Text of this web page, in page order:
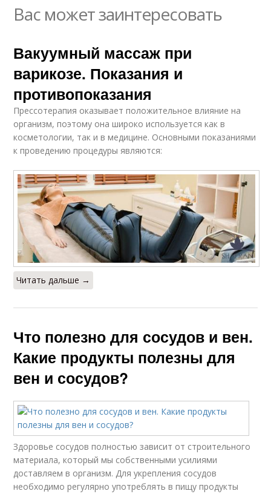
Вас может заинтересовать
Вакуумный массаж при
варикозе. Показания и
противопоказания
Прессотерапия оказывает положительное влияние на
организм, поэтому она широко используется как в
косметологии, так и в медицине. Основными показаниями
к проведению процедуры являются:
Читать дальше →
Что полезно для сосудов и вен.
Какие продукты полезны для
вен и сосудов?
Здоровье сосудов полностью зависит от строительного
материала, который мы собственными усилиями
доставляем в организм. Для укрепления сосудов
необходимо регулярно употреблять в пищу продукты